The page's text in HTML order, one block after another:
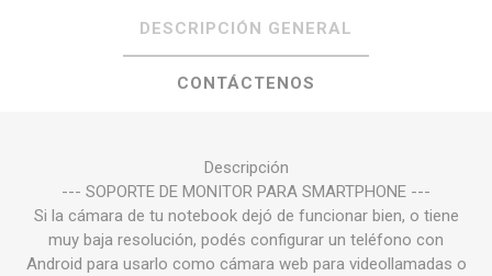
DESCRIPCIÓN GENERAL
CONTÁCTENOS
Descripción
--- SOPORTE DE MONITOR PARA SMARTPHONE ---
Si la cámara de tu notebook dejó de funcionar bien, o tiene
muy baja resolución, podés configurar un teléfono con
Android para usarlo como cámara web para videollamadas o